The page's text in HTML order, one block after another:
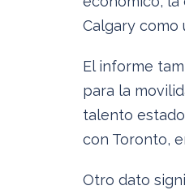
Calgary como
El informe
para la
talento
con Toronto,
Otro dato